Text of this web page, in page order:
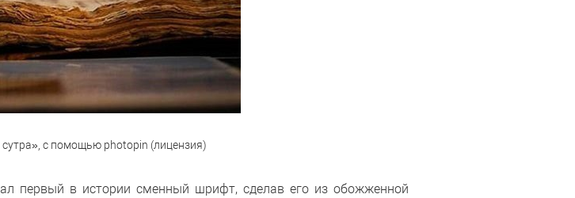
с помощью photopin (лицензия)
первый в истории сменный шрифт, сделав его из обожженной